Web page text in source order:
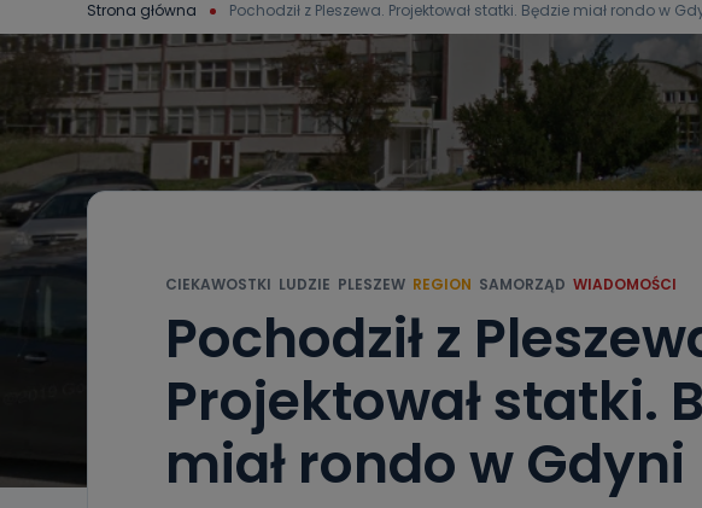
Strona główna Pochodził z Pleszewa. Projektował statki. Będzie miał rondo w
CIEKAWOSTKI LUDZIE PLESZEW REGION SAMORZĄD WIADOMOŚCI
Pochodził z
Projektował statki.
miał rondo w Gdyni